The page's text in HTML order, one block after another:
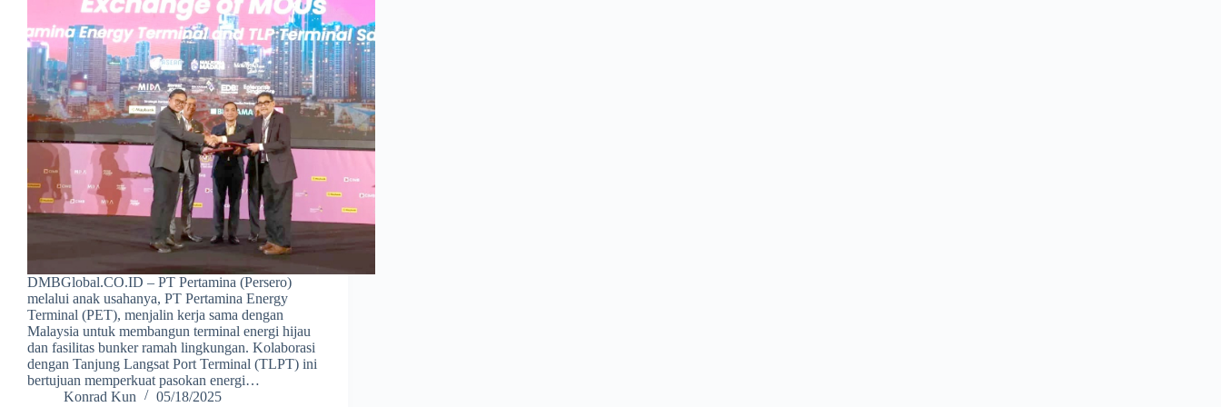
DMBGlobal.CO.ID – PT Pertamina (Persero)
melalui anak usahanya, PT Pertamina Energy
Terminal (PET), menjalin kerja sama dengan
Malaysia untuk membangun terminal energi hijau
dan fasilitas bunker ramah lingkungan. Kolaborasi
dengan Tanjung Langsat Port Terminal (TLPT) ini
bertujuan memperkuat pasokan energi…
Konrad Kun
05/18/2025